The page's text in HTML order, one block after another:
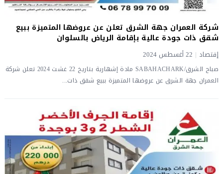
شركة العمران جهة الشرق تعلن عن عروضها المتميزة ببيع
شقق ذات جودة عالية بإقامة الرياض بالسلوان
إقتصاد 22 أغسطس 2024
صباح الشرق/SABAHACHARK مادة إشهارية بتاريخ 22 غشت 2024 تعلن شركة
العمران جهة الشرق عن عروضها المتميزة ببيع شقق ذات...